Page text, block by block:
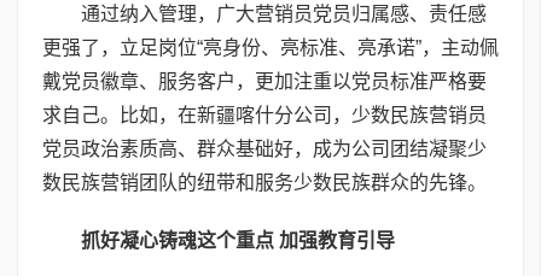
通过纳入管理，广大营销员党员归属感、责任感
更强了，立足岗位“亮身份、亮标准、亮承诺”，主动佩
戴党员徽章、服务客户，更加注重以党员标准严格要
求自己。比如，在新疆喀什分公司，少数民族营销员
党员政治素质高、群众基础好，成为公司团结凝聚少
数民族营销团队的纽带和服务少数民族群众的先锋。
抓好凝心铸魂这个重点 加强教育引导